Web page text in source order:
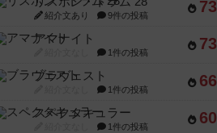
73
紹介文あり 9件の投稿
73
アマナイト
1件の投稿
66
ブラヴェスト
1件の投稿
60
スペクタキュラー
1件の投稿